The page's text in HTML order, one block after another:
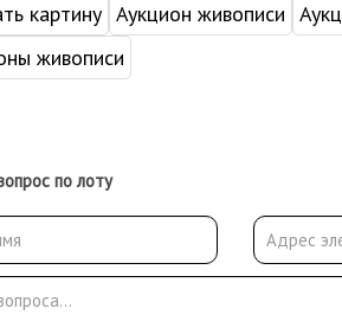
картину Аукцион живописи
живописи
по лоту